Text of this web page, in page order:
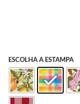
ESCOLHA A ESTAMPA